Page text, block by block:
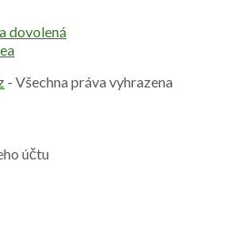
dovolená
- Všechna práva vyhrazena
účtu